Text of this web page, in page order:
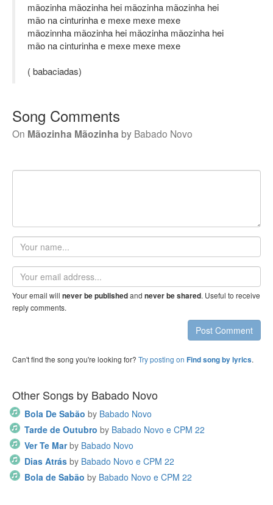
mãozinha mãozinha hei mãozinha mãozinha hei
mão na cinturinha e mexe mexe mexe
mãozinnha mãozinha hei mãozinha mãozinha hei
mão na cinturinha e mexe mexe mexe
( babaciadas)
Song Comments
On Mãozinha Mãozinha by Babado Novo
Your
name
Email
address
Your email will never be publishedand never be shared. Useful to receive
reply comments.
Post Comment
Can't find the song you're looking for? Try posting on Find song by lyrics.
Other Songs by Babado Novo
Bola De Sabão by Babado Novo
Tarde de Outubro by Babado Novo e CPM 22
Ver Te Mar by Babado Novo
Dias Atrás by Babado Novo e CPM 22
Bola de Sabão by Babado Novo e CPM 22